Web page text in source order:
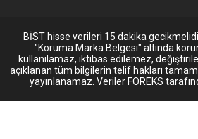
BİST hisse verileri 15 dakika
"Koruma Marka Belgesi" altında
kullanılamaz, iktibas edilemez,
açıklanan tüm bilgilerin telif hakları
yayınlanamaz. Veriler FOREKS